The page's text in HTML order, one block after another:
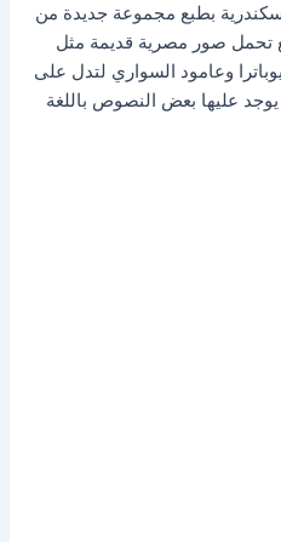
بطبع مجموعة جديدة من
تحمل صور مصرية قديمة مثل
وعامود السواري لتدل على
عليها بعض النصوص باللغة